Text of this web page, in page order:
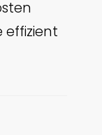
effizient